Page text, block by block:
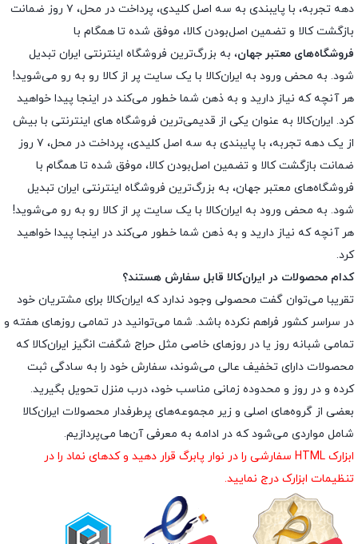
دهه تجربه، با پایبندی به سه اصل کلیدی، پرداخت در محل، ۷ روز ضمانت
بازگشت کالا و تضمین اصل‌بودن کالا، موفق شده تا همگام با
فروشگاه‌های معتبر جهان، به بزرگ‌ترین فروشگاه اینترنتی ایران تبدیل
شود. به محض ورود به ایران‌کالا با یک سایت پر از کالا رو به رو می‌شوید!
هر آنچه که نیاز دارید و به ذهن شما خطور می‌کند در اینجا پیدا خواهید
کرد. ایران‌کالا به عنوان یکی از قدیمی‌ترین فروشگاه های اینترنتی با بیش
از یک دهه تجربه، با پایبندی به سه اصل کلیدی، پرداخت در محل، ۷ روز
ضمانت بازگشت کالا و تضمین اصل‌بودن کالا، موفق شده تا همگام با
فروشگاه‌های معتبر جهان، به بزرگ‌ترین فروشگاه اینترنتی ایران تبدیل
شود. به محض ورود به ایران‌کالا با یک سایت پر از کالا رو به رو می‌شوید!
هر آنچه که نیاز دارید و به ذهن شما خطور می‌کند در اینجا پیدا خواهید
کرد.
کدام محصولات در ایران‌کالا قابل سفارش هستند؟
تقریبا می‌توان گفت محصولی وجود ندارد که ایران‌کالا برای مشتریان خود
در سراسر کشور فراهم نکرده باشد. شما می‌توانید در تمامی روزهای هفته و
تمامی شبانه روز یا در روزهای خاصی مثل حراج شگفت انگیز ایران‌کالا که
محصولات دارای تخفیف عالی می‌شوند، سفارش خود را به سادگی ثبت
کرده و در روز و محدوده زمانی مناسب خود، درب منزل تحویل بگیرید.
بعضی از گروه‌های اصلی و زیر مجموعه‌های پرطرفدار محصولات ایران‌کالا
شامل مواردی می‌شود که در ادامه به معرفی آن‌ها می‌پردازیم.
ابزارک HTML سفارشی را در نوار پابرگ قرار دهید و کدهای نماد را در
تنظیمات ابزارک درج نمایید.